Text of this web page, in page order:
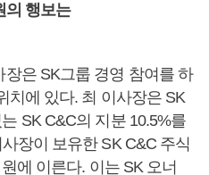
행보는
은 SK그룹 경영 참여를 하
치에 있다. 최 이사장은 SK
SK C&C의 지분 10.5%를
장이 보유한 SK C&C 주식
에 이른다. 이는 SK 오너